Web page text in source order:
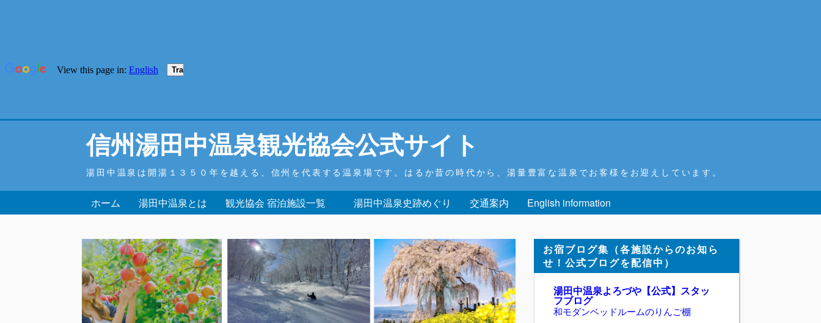
信州湯田中温泉観光協会公式サイト
湯田中温泉は開湯１３５０年を越える、信州を代表する温泉場です。はるか昔の時代から、湯量豊富な温泉でお客様をお迎えしています。
ホーム 湯田中温泉とは 観光協会 宿泊施設一覧 湯田中温泉史跡めぐり 交通案内 English information
お宿ブログ集（各施設からのお知ら
せ！公式ブログを配信中）
湯田中温泉よろづや【公式】スタッ
フブログ
和モダンベッドルームのりんご棚